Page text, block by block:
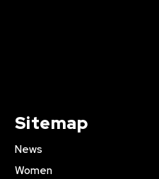
Sitemap
News
Women